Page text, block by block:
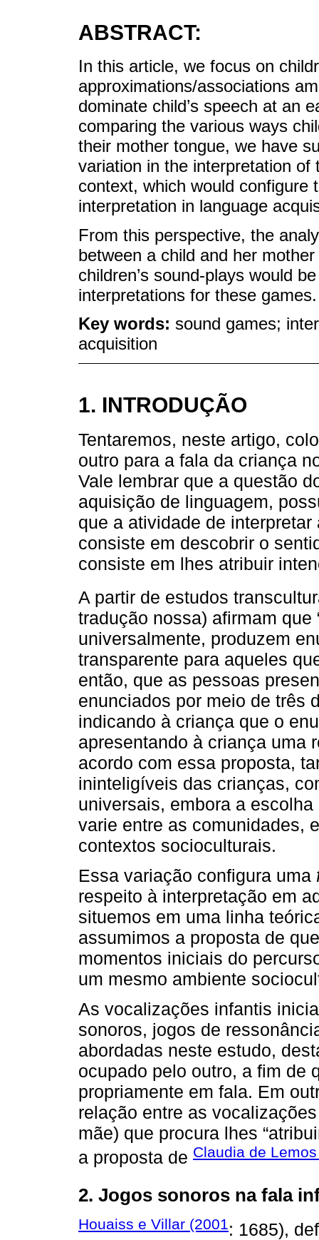
ABSTRACT:
In this article, we focus on
approximations/associations
dominate child’s speech at an
comparing the various ways
their mother tongue, we have
variation in the interpretation of
context, which would configure
interpretation in language
From this perspective, the
between a child and her
children’s sound-plays would
interpretations for these games.
Key words: sound games;
acquisition
1. INTRODUÇÃO
Tentaremos, neste artigo,
outro para a fala da criança
Vale lembrar que a questão
aquisição de linguagem,
que a atividade de
consiste em descobrir o
consiste em lhes atribuir
A partir de estudos
tradução nossa) afirmam
universalmente, produzem
transparente para aqueles
então, que as pessoas
enunciados por meio de três
indicando à criança que o
apresentando à criança uma
acordo com essa proposta,
ininteligíveis das crianças,
universais, embora a
varie entre as comunidades,
contextos socioculturais.
Essa variação configura uma
respeito à interpretação em
situemos em uma linha
assumimos a proposta de
momentos iniciais do
um mesmo ambiente
As vocalizações infantis
sonoros, jogos de
abordadas neste estudo,
ocupado pelo outro, a fim de
propriamente em fala. Em
relação entre as
mãe) que procura lhes
a proposta de Claudia de
2. Jogos sonoros na fala
Houaiss e Villar (2001: 1685),